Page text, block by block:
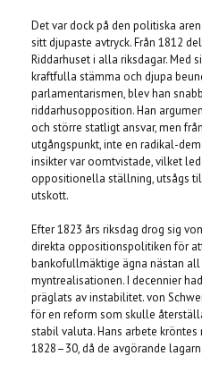
Det var dock på den politiska
sitt djupaste avtryck. Från 1812
Riddarhuset i alla riksdagar. Med
kraftfulla stämma och djupa
parlamentarismen, blev han
riddarhusopposition. Han
och större statligt ansvar, men
utgångspunkt, inte en radikal-
insikter var oomtvistade, vilket
oppositionella ställning, utsågs
utskott.
Efter 1823 års riksdag drog sig
direkta oppositionspolitiken för
bankofullmäktige ägna nästan all
myntrealisationen. I decennier
präglats av instabilitet. von
för en reform som skulle
stabil valuta. Hans arbete
1828–30, då de avgörande